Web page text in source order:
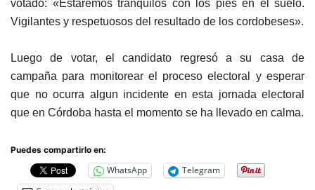
votado: «Estaremos tranquilos con los pies en el suelo.
Vigilantes y respetuosos del resultado de los cordobeses».
Luego de votar, el candidato regresó a su casa de
campaña para monitorear el proceso electoral y esperar
que no ocurra algun incidente en esta jornada electoral
que en Córdoba hasta el momento se ha llevado en calma.
Puedes compartirlo en:
WhatsApp
Telegram